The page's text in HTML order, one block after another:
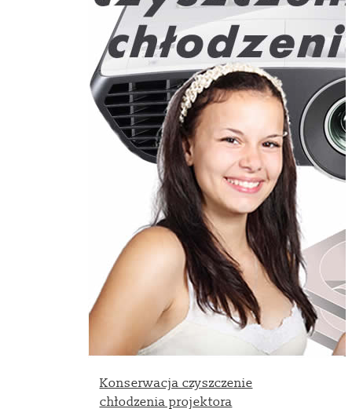
Konserwacja czyszczenie
chłodzenia projektora